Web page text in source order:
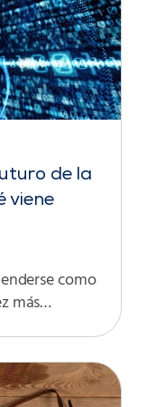
de la
viene
como
más…